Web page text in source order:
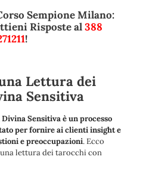
Sempione Milano:
Risposte al388
!
Lettura dei
Sensitiva
Sensitiva è un processo
per fornire ai clienti insight e
e preoccupazioni. Ecco
lettura dei tarocchi con